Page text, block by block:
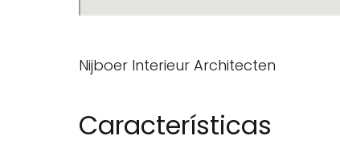
Nijboer Interieur Architecten
Características